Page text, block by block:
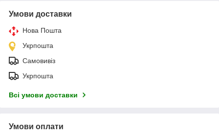
Умови доставки
Нова Пошта
Укрпошта
Самовивіз
Укрпошта
Всі умови доставки
Умови оплати